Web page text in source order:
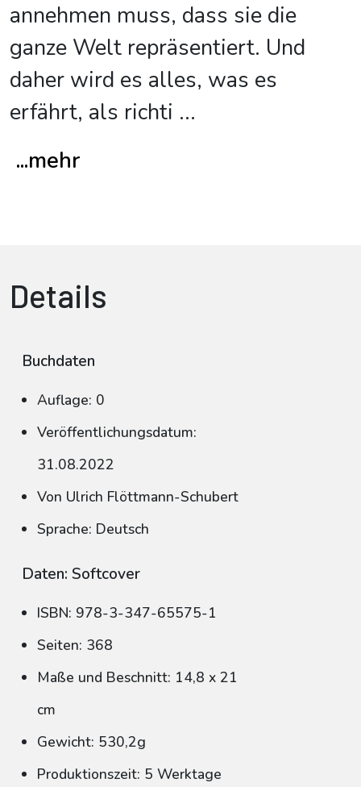
annehmen muss, dass sie die
ganze Welt repräsentiert. Und
daher wird es alles, was es
erfährt, als richti ...
...mehr
Details
Buchdaten
Auflage: 0
Veröffentlichungsdatum:
31.08.2022
Von Ulrich Flöttmann-Schubert
Sprache: Deutsch
Daten: Softcover
ISBN: 978-3-347-65575-1
Seiten: 368
Maße und Beschnitt: 14,8 x 21
cm
Gewicht: 530,2g
Produktionszeit: 5 Werktage